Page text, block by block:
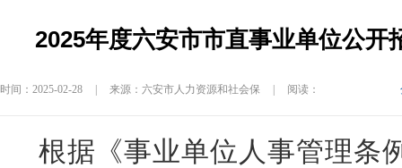
2025年度六安市市直事业单位公开
时间：2025-02-28 来源：六安市人力资源和社会保 阅读：
根据《事业单位人事管理条